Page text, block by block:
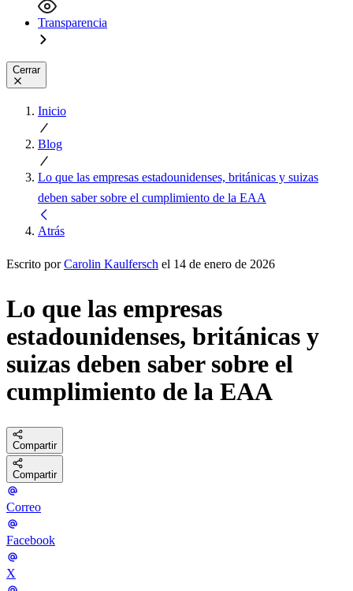
Transparencia
Cerrar
Inicio
Blog
Lo que las empresas estadounidenses, británicas y suizas
deben saber sobre el cumplimiento de la EAA
Atrás
Escrito porCarolin Kaulfersch el 14 de enero de 2026
Lo que las empresas
estadounidenses, británicas y
suizas deben saber sobre el
cumplimiento de la EAA
Compartir
Compartir
Correo
Facebook
X